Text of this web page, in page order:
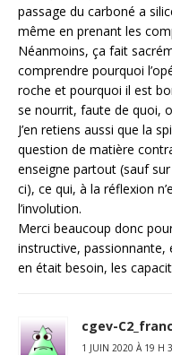
passage du carboné a
même en prenant les
Néanmoins, ça fait
comprendre pourquoi
roche et pourquoi il est
se nourrit, faute de quoi,
J’en retiens aussi que la
question de matière
enseigne partout (sauf
ci), ce qui, à la réflexion
l’involution.
Merci beaucoup donc
instructive, passionnante,
en était besoin, les
cgev-
1 JUIN 2020 À 19 H